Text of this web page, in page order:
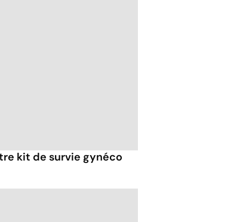
kit de survie gynéco